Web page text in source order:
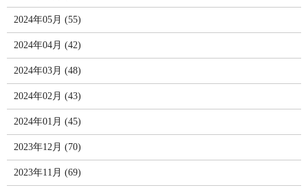
2024年05月 (55)
2024年04月 (42)
2024年03月 (48)
2024年02月 (43)
2024年01月 (45)
2023年12月 (70)
2023年11月 (69)